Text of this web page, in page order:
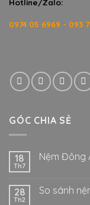
0974 05 6969 - 093
GÓC CHIA SẺ
18
Th7
Nệm Đông
28
Th2
So sánh